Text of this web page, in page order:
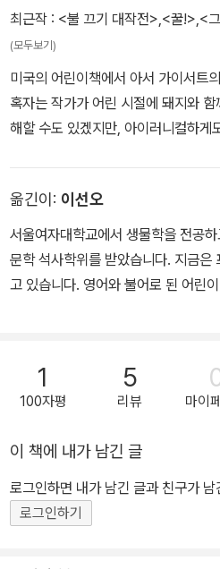
'숨은그림찾기' 와 같은 재미를 주며,
수의 크기를 쉽게 알 수 있도록 한 작
다.
최근작 : <불 끄기 대작전>,<꿀!>,<
(모두보기)
미국의 어린이책에서 아서 가이서트
혹자는 작가가 어린 시절에 돼지와
해할 수도 있겠지만, 아이러니컬하게
4년에 첫 그림책을 낸 뒤로 한 해, 한
의 그림이 에칭(동판화) 기법으로 표
칭 작품을 만들어내기 위해 그가 사
넘습니다. 그리고 그 깊은 맛이 나는
옮긴이: 이선오
서울여자대학교에서 생물학을 전공
문학 석사학위를 받았습니다. 지금은
고 있습니다. 영어와 불어로 된 어린
물고기 : 대구 이야기』, 『세계의 시장
1
100자평
5
리뷰 마이
이 책에 내가 남긴 글
로그인하면 내가 남긴 글과 친구가
로그인하기